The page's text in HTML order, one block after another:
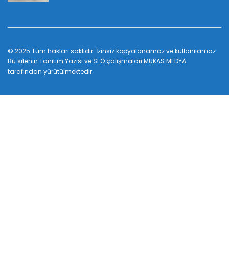
© 2025 Tüm hakları saklıdır. İzinsiz kopyalanamaz ve kullanılamaz.
Bu sitenin Tanıtım Yazısı ve SEO çalışmaları MUKAS MEDYA
tarafından yürütülmektedir.